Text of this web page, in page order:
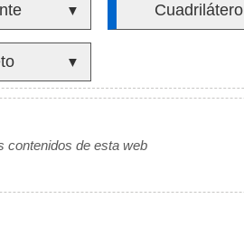
▼ Cuadrilátero
▼
contenidos de esta web